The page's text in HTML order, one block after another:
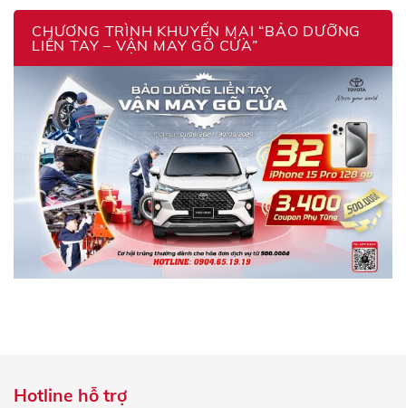
CHƯƠNG TRÌNH KHUYẾN MẠI “BẢO DƯỠNG
LIỀN TAY – VẬN MAY GÕ CỬA”
Hotline hỗ trợ